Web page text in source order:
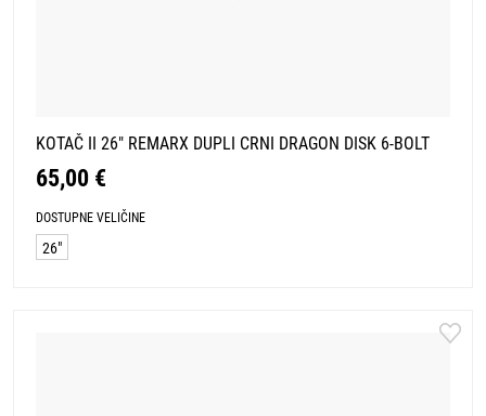
KOTAČ II 26" REMARX DUPLI CRNI DRAGON DISK 6-BOLT
65,00 €
DOSTUPNE VELIČINE
26"